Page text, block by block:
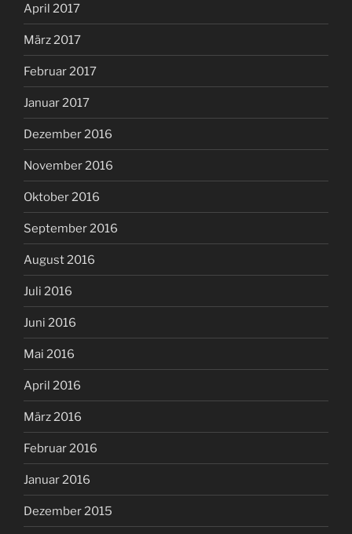
April 2017
März 2017
Februar 2017
Januar 2017
Dezember 2016
November 2016
Oktober 2016
September 2016
August 2016
Juli 2016
Juni 2016
Mai 2016
April 2016
März 2016
Februar 2016
Januar 2016
Dezember 2015